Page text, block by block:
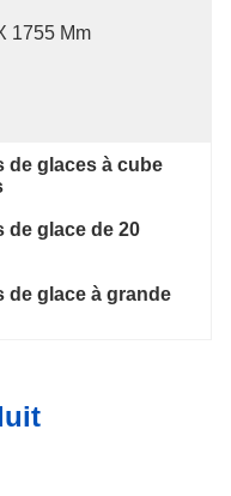
1755 Mm
de glaces à cube
de glace de 20
de glace à grande